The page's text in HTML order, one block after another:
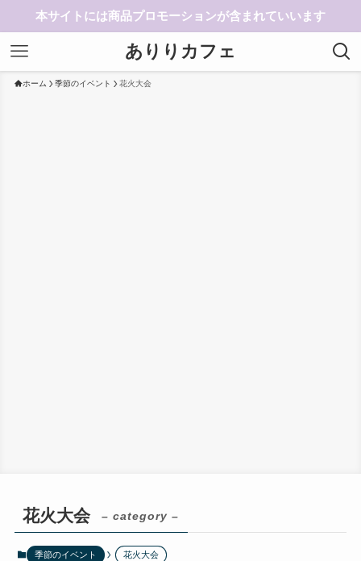
本サイトには商品プロモーションが含まれていいます
ありりカフェ
ホーム 季節のイベント 花火大会
花火大会 – category –
季節のイベント 花火大会